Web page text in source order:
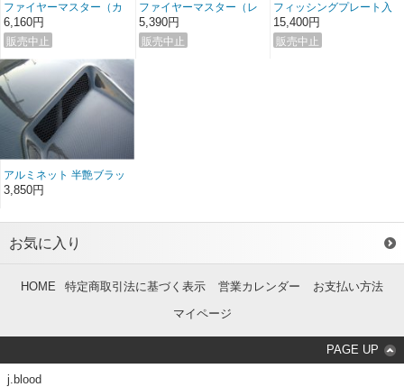
ファイヤーマスター（カ
ーボン）
6,160円
ファイヤーマスター（レ
ッド）
5,390円
フィッシングプレート入
りエアロキャッチ（コン
プリートタイプ）
15,400円
アルミネット 半艶ブラッ
ク
3,850円
お気に入り
HOME 特定商取引法に基づく表示 営業カレンダー
お支払い方法
マイページ
PAGE UP
j.blood